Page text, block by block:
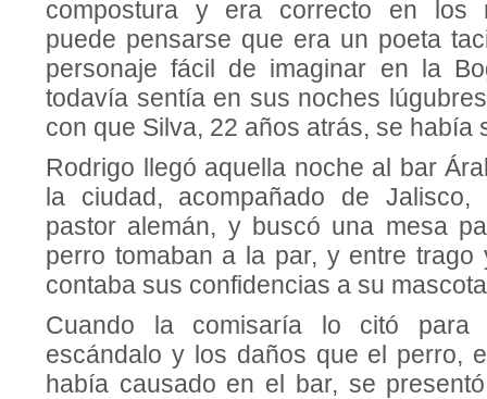
compostura y era correcto en los
puede pensarse que era un poeta
personaje fácil de imaginar en la
todavía sentía en sus noches
con que Silva, 22 años atrás, se había
Rodrigo llegó aquella noche al bar
la ciudad, acompañado de
pastor alemán, y buscó una mesa
perro tomaban a la par, y entre trago
contaba sus confidencias a su
Cuando la comisaría lo citó para
escándalo y los daños que el perro,
había causado en el bar, se